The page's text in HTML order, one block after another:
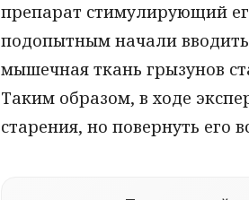
препарат стимулирующий
подопытным начали
мышечная ткань грызунов
Таким образом, в ходе
старения, но повернуть его